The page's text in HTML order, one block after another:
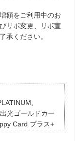
額をご利用中のお
リボ変更、リボ宣
承ください。
光ゴールドカー
Card プラス+